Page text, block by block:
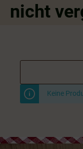
nicht
Keine